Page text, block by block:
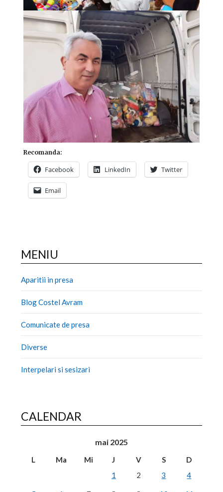
Recomanda:
Facebook LinkedIn Twitter
Email
MENIU
Aparitii in presa
Blog Costel Avram
Comunicate de presa
Diverse
Interpelari si sesizari
CALENDAR
mai 2025
L Ma Mi J V S
D
1
2 3 4